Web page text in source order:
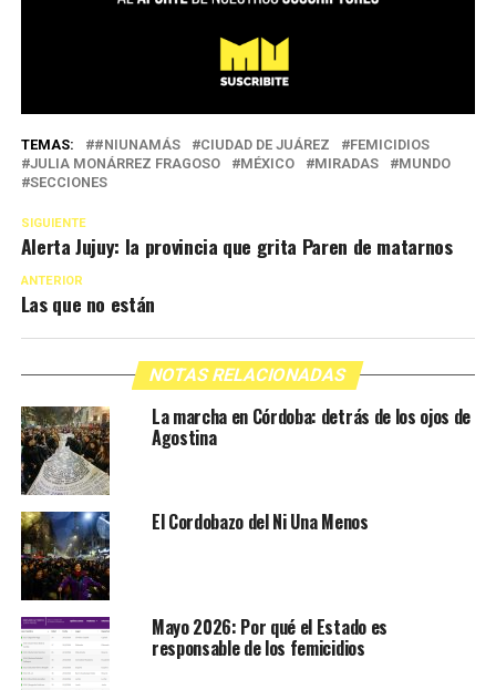
TEMAS: #NIUNAMÁS CIUDAD DE JUÁREZ
FEMICIDIOS
JULIA MONÁRREZ FRAGOSO
MÉXICO MIRADAS
MUNDO
SECCIONES
SIGUIENTE
Alerta Jujuy: la provincia que grita Paren de matarnos
ANTERIOR
Las que no están
NOTAS RELACIONADAS
La marcha en Córdoba: detrás de los ojos de
Agostina
El Cordobazo del Ni Una Menos
Mayo 2026: Por qué el Estado es
responsable de los femicidios